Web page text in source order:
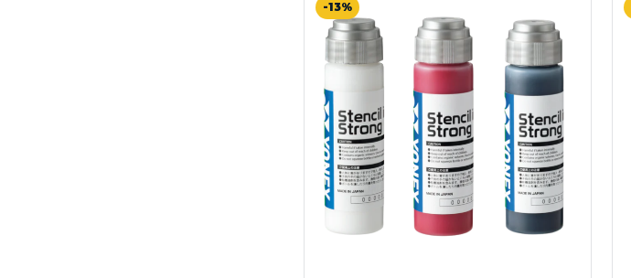
-13%